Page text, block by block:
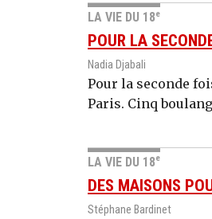
LA VIE DU 18e
POUR LA
Nadia Djabali
Pour la seconde
Paris. Cinq
LA VIE DU 18e
DES MAISONS
Stéphane Bardinet